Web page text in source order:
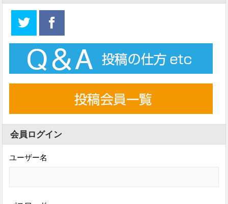
会員ログイン
ユーザー名